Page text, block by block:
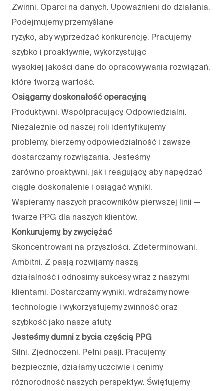
Zwinni. Oparci na danych. Upoważnieni do działania.
Podejmujemy przemyślane
ryzyko, aby wyprzedzać konkurencję. Pracujemy
szybko i proaktywnie, wykorzystując
wysokiej jakości dane do opracowywania rozwiązań,
które tworzą wartość.
Osiągamy doskonałość operacyjną
Produktywni. Współpracujący. Odpowiedzialni.
Niezależnie od naszej roli identyfikujemy
problemy, bierzemy odpowiedzialność i zawsze
dostarczamy rozwiązania. Jesteśmy
zarówno proaktywni, jak i reagujący, aby napędzać
ciągłe doskonalenie i osiągać wyniki.
Wspieramy naszych pracowników pierwszej linii —
twarze PPG dla naszych klientów.
Konkurujemy, by zwyciężać
Skoncentrowani na przyszłości. Zdeterminowani.
Ambitni. Z pasją rozwijamy naszą
działalność i odnosimy sukcesy wraz z naszymi
klientami. Dostarczamy wyniki, wdrażamy nowe
technologie i wykorzystujemy zwinność oraz
szybkość jako nasze atuty.
Jesteśmy dumni z bycia częścią PPG
Silni. Zjednoczeni. Pełni pasji. Pracujemy
bezpiecznie, działamy uczciwie i cenimy
różnorodność naszych perspektyw. Świętujemy